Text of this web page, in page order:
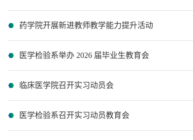
药学院开展新进教师教学能力提升活动
医学检验系举办 2026 届毕业生教育会
临床医学院召开实习动员会
医学检验系召开实习动员教育会